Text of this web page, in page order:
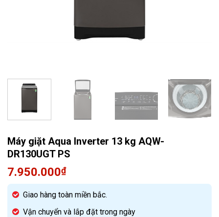
Máy giặt Aqua Inverter 13 kg AQW-
DR130UGT PS
7.950.000₫
Giao hàng toàn miền bắc.
Vận chuyển và lắp đặt trong ngày